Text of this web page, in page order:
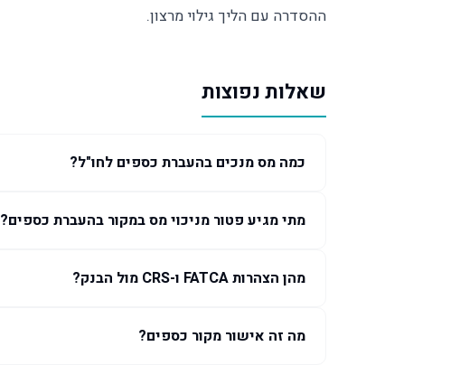
ההסדרה עם הליך גילוי מרצון.
שאלות נפוצות
כמה מס מנכים בהעברת כספים לחו"ל?
מתי מגיע פטור מניכוי מס במקור בהעברת כספים?
מהן הצהרות FATCA ו-CRS מול הבנק?
מה זה אישור מקור כספים?